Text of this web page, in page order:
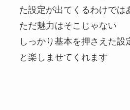
た設定が出てくるわけでは
ただ魅力はそこじゃない
しっかり基本を押さえた設
と楽しませてくれます